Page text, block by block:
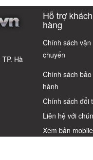
Cho Học Sinh
cho người
dùng
thái
Hà
Hỗ trợ khách
hàng
Chính sách vận
chuyển
Chính sách bảo
hành
Chính sách đổi
Liên hệ với
Xem bản